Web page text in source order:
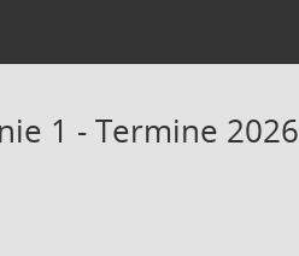
1 - Termine 2026